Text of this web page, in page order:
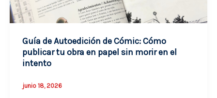
Guía de Autoedición de Cómic: Cómo
publicar tu obra en papel sin morir en el
intento
junio 18, 2026